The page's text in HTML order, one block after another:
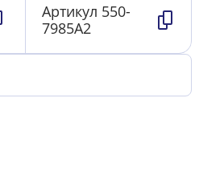
Артикул 550-
7985А2